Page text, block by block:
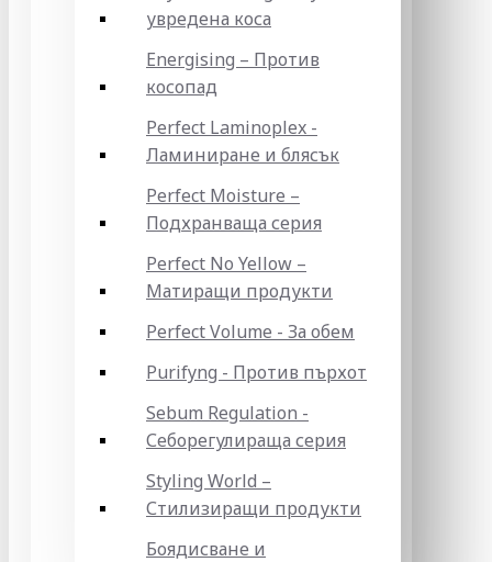
увредена коса
Energising – Против
косопад
Perfect Laminoplex -
Ламиниране и блясък
Perfect Moisture –
Подхранваща серия
Perfect No Yellow –
Матиращи продукти
Perfect Volume - За обем
Purifyng - Против пърхот
Sebum Regulation -
Себорегулираща серия
Styling World –
Стилизиращи продукти
Боядисване и